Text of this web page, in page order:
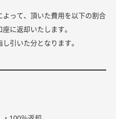
って、頂いた費用を以下の割合
に返却いたします。
引いた分となります。